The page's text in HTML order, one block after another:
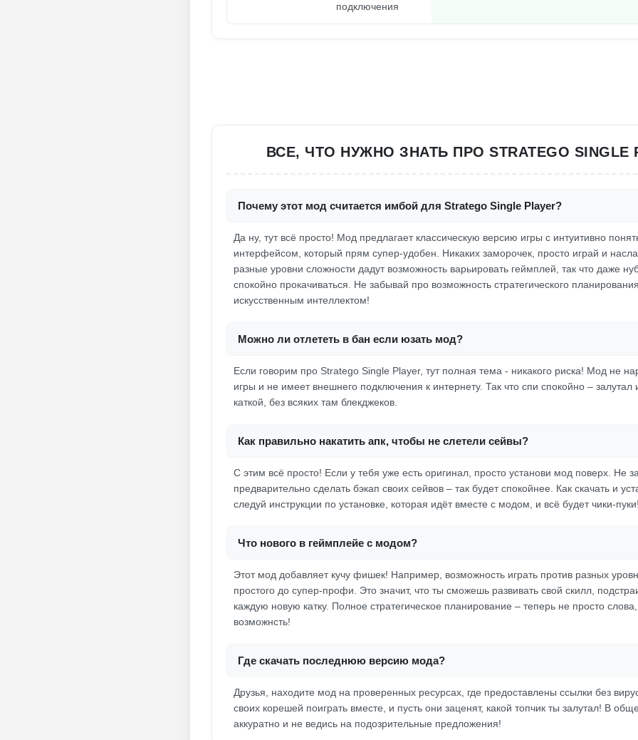
подключения
ВСЕ, ЧТО НУЖНО ЗНАТЬ ПРО STRATEGO SINGLE
Почему этот мод считается имбой для Stratego Single Player?
Да ну, тут всё просто! Мод предлагает классическую версию игры с интуитивно
интерфейсом, который прям супер-удобен. Никаких заморочек, просто играй и
разные уровни сложности дадут возможность варьировать геймплей, так что даже
спокойно прокачиваться. Не забывай про возможность стратегического
искусственным интеллектом!
Можно ли отлететь в бан если юзать мод?
Если говорим про Stratego Single Player, тут полная тема - никакого риска! Мод не
игры и не имеет внешнего подключения к интернету. Так что спи спокойно – залутал
каткой, без всяких там блекджеков.
Как правильно накатить апк, чтобы не слетели сейвы?
С этим всё просто! Если у тебя уже есть оригинал, просто установи мод поверх. Не
предварительно сделать бэкап своих сейвов – так будет спокойнее. Как скачать и
следуй инструкции по установке, которая идёт вместе с модом, и всё будет чики-пуки!
Что нового в геймплейе с модом?
Этот мод добавляет кучу фишек! Например, возможность играть против разных
простого до супер-профи. Это значит, что ты сможешь развивать свой скилл,
каждую новую катку. Полное стратегическое планирование – теперь не просто
возможнсть!
Где скачать последнюю версию мода?
Друзья, находите мод на проверенных ресурсах, где предоставлены ссылки без
своих корешей поиграть вместе, и пусть они заценят, какой топчик ты залутал! В
аккуратно и не ведись на подозрительные предложения!